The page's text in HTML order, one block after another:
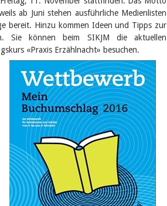
ab Juni stehen ausführliche Medienlisten
bereit. Hinzu kommen Ideen und Tipps zur
Sie können beim SIKJM die aktuellen
«Praxis Erzählnacht» besuchen.